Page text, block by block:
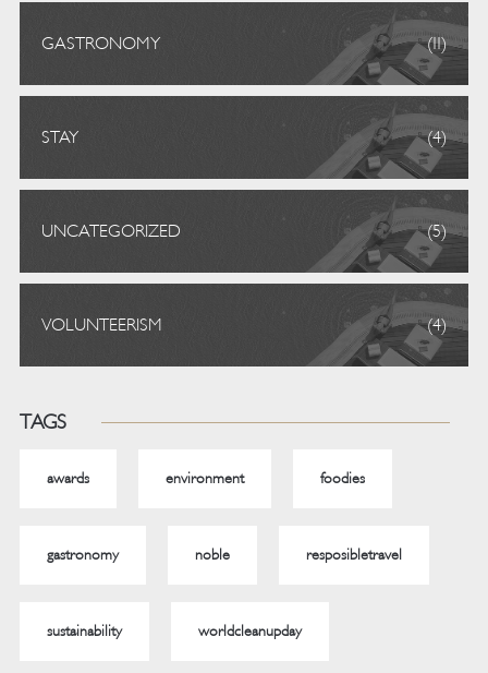
GASTRONOMY (11)
STAY (4)
UNCATEGORIZED (5)
VOLUNTEERISM (4)
TAGS
awards environment foodies
gastronomy noble resposibletravel
sustainability worldcleanupday